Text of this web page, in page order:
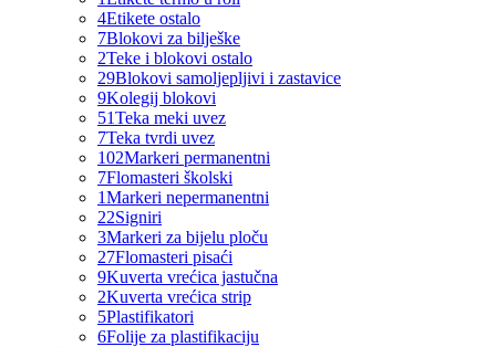
4Etikete ostalo
7Blokovi za bilješke
2Teke i blokovi ostalo
29Blokovi samoljepljivi i zastavice
9Kolegij blokovi
51Teka meki uvez
7Teka tvrdi uvez
102Markeri permanentni
7Flomasteri školski
1Markeri nepermanentni
22Signiri
3Markeri za bijelu ploču
27Flomasteri pisaći
9Kuverta vrećica jastučna
2Kuverta vrećica strip
5Plastifikatori
6Folije za plastifikaciju